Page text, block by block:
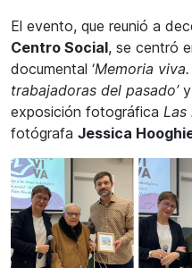
El evento, que reunió a
Centro Social, se centró
documental ‘Memoria
trabajadoras del pasado’y
exposición fotográfica Las
fotógrafa Jessica